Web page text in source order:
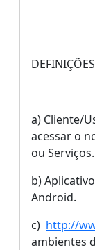
a) Cliente/
acessar o
ou Serviços.
b)
Android.
c) http://
ambientes